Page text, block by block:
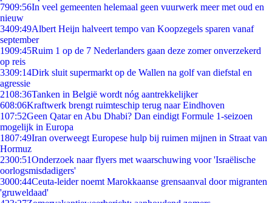
7909:56In veel gemeenten helemaal geen vuurwerk meer met oud en
nieuw
3409:49Albert Heijn halveert tempo van Koopzegels sparen vanaf
september
1909:45Ruim 1 op de 7 Nederlanders gaan deze zomer onverzekerd
op reis
3309:14Dirk sluit supermarkt op de Wallen na golf van diefstal en
agressie
2108:36Tanken in België wordt nóg aantrekkelijker
608:06Kraftwerk brengt ruimteschip terug naar Eindhoven
107:52Geen Qatar en Abu Dhabi? Dan eindigt Formule 1-seizoen
mogelijk in Europa
1807:49Iran overweegt Europese hulp bij ruimen mijnen in Straat van
Hormuz
2300:51Onderzoek naar flyers met waarschuwing voor 'Israëlische
oorlogsmisdadigers'
3000:44Ceuta-leider noemt Marokkaanse grensaanval door migranten
'gruweldaad'